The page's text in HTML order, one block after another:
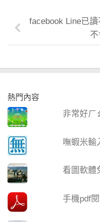
facebook Line已
熱門內容
非常好ㄏ
嘸蝦米輸
看圖軟體
手機pdf